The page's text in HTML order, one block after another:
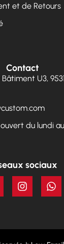
et de Retours
Contact
Bâtiment U3,
du lundi
sociaux